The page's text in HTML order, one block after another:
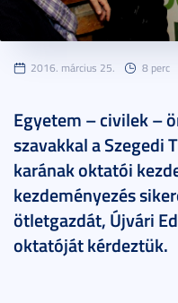
2016. március 25. 8 perc
Egyetem – civilek –
szavakkal a Szegedi
karának oktatói
kezdeményezés
ötletgazdát, Újvári
oktatóját kérdeztük.